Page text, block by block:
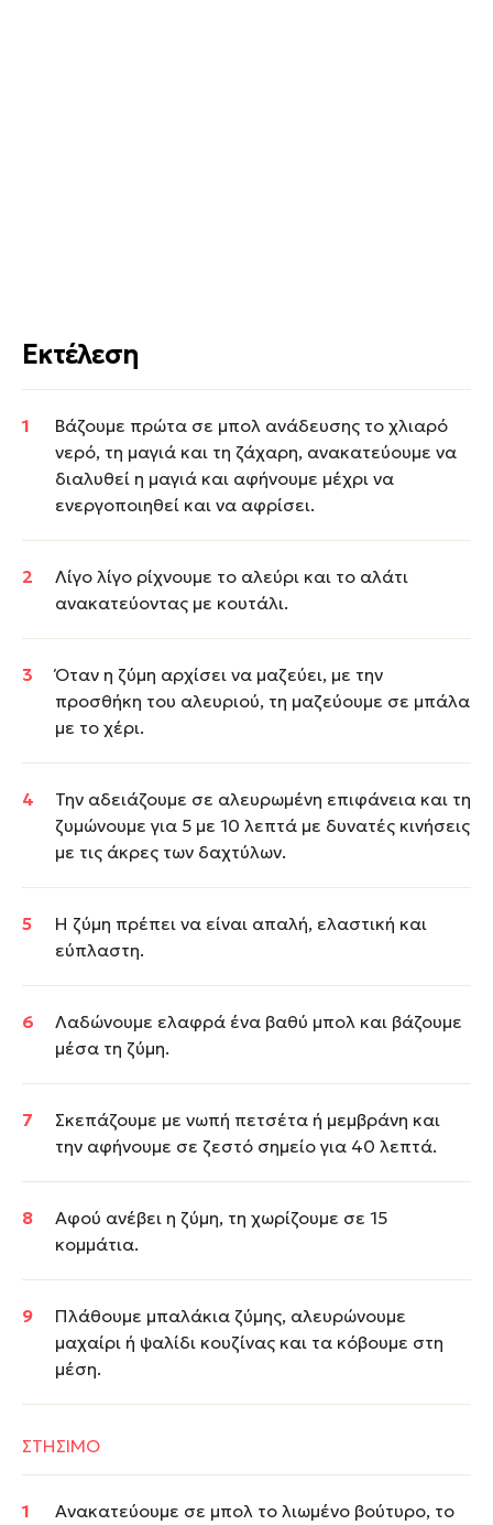
Εκτέλεση
Βάζουμε πρώτα σε μπολ ανάδευσης το χλιαρό
νερό, τη μαγιά και τη ζάχαρη, ανακατεύουμε να
διαλυθεί η μαγιά και αφήνουμε μέχρι να
ενεργοποιηθεί και να αφρίσει.
Λίγο λίγο ρίχνουμε το αλεύρι και το αλάτι
ανακατεύοντας με κουτάλι.
Όταν η ζύμη αρχίσει να μαζεύει, με την
προσθήκη του αλευριού, τη μαζεύουμε σε μπάλα
με το χέρι.
Την αδειάζουμε σε αλευρωμένη επιφάνεια και τη
ζυμώνουμε για 5 με 10 λεπτά με δυνατές κινήσεις
με τις άκρες των δαχτύλων.
Η ζύμη πρέπει να είναι απαλή, ελαστική και
εύπλαστη.
Λαδώνουμε ελαφρά ένα βαθύ μπολ και βάζουμε
μέσα τη ζύμη.
Σκεπάζουμε με νωπή πετσέτα ή μεμβράνη και
την αφήνουμε σε ζεστό σημείο για 40 λεπτά.
Αφού ανέβει η ζύμη, τη χωρίζουμε σε 15
κομμάτια.
Πλάθουμε μπαλάκια ζύμης, αλευρώνουμε
μαχαίρι ή ψαλίδι κουζίνας και τα κόβουμε στη
μέση.
ΣΤΗΣΙΜΟ
Ανακατεύουμε σε μπολ το λιωμένο βούτυρο, το